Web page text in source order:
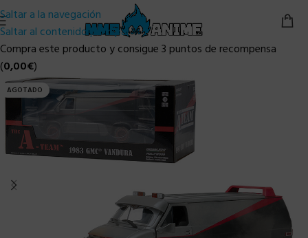
Saltar a la navegación
Saltar al contenido principal
Compra este producto y consigue 3 puntos de recompensa
(0,00€)
AGOTADO